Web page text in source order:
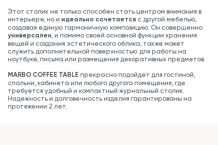
Этот столик не только способен стать центром внимания в
интерьере, но и идеально сочетается с другой мебелью,
создавая единую гармоничную композицию. Он совершенно
универсален , и помимо своей основной функции хранения
вещей и создания эстетического облика, также может
служить дополнительной поверхностью для работы на
ноутбуке, письма или размещения декоративных предметов.
MARBO COFFEE TABLE прекрасно подойдет для гостиной,
спальни, кабинета или любого другого помещения, где
требуется удобный и компактный журнальный столик.
Надежность и долговечность изделия гарантированы на
протяжении 2 лет.